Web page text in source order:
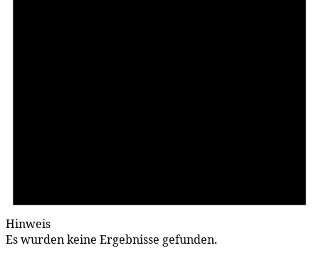
Hinweis
Es wurden keine Ergebnisse gefunden.